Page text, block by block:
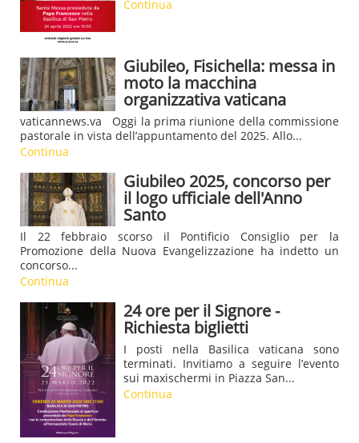
Continua
Giubileo, Fisichella: messa in
moto la macchina
organizzativa vaticana
vaticannews.va Oggi la prima riunione della commissione
pastorale in vista dell’appuntamento del 2025. Allo...
Continua
Giubileo 2025, concorso per
il logo ufficiale dell'Anno
Santo
Il 22 febbraio scorso il Pontificio Consiglio per la
Promozione della Nuova Evangelizzazione ha indetto un
concorso...
Continua
24 ore per il Signore -
Richiesta biglietti
I posti nella Basilica vaticana sono
terminati. Invitiamo a seguire l’evento
sui maxischermi in Piazza San...
Continua